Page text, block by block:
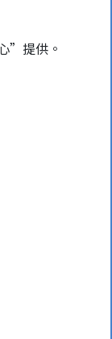
”提供。